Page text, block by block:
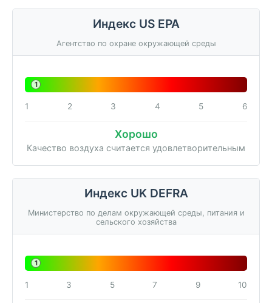
Индекс US EPA
Агентство по охране окружающей среды
1
1 2 3 4 5 6
Хорошо
Качество воздуха считается удовлетворительным
Индекс UK DEFRA
Министерство по делам окружающей среды, питания и
сельского хозяйства
1
1 3 5 7 9 10